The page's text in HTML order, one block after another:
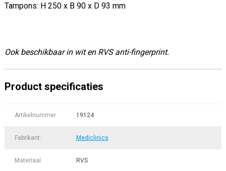
Tampons: H 250 x B 90 x D 93 mm
Ook beschikbaar in wit en RVS anti-fingerprint.
Product specificaties
Artikelnummer 19124
Fabrikant: Mediclinics
Materiaal RVS